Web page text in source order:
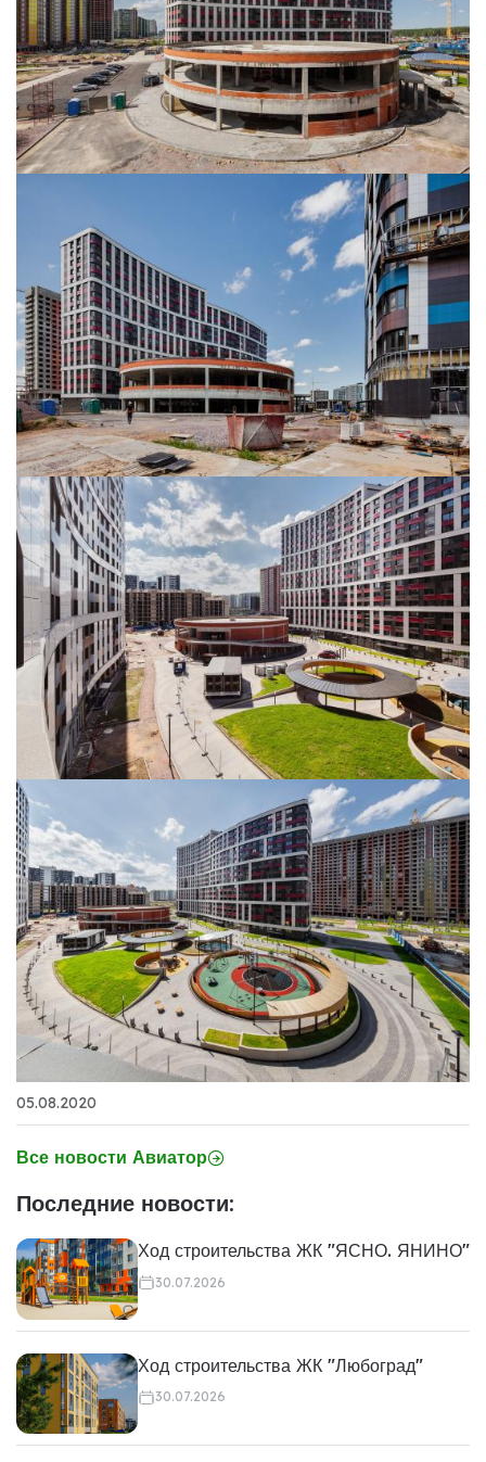
05.08.2020
Все новости Авиатор
Последние новости:
Ход строительства ЖК "ЯСНО. ЯНИНО"
30.07.2026
Ход строительства ЖК "Любоград"
30.07.2026